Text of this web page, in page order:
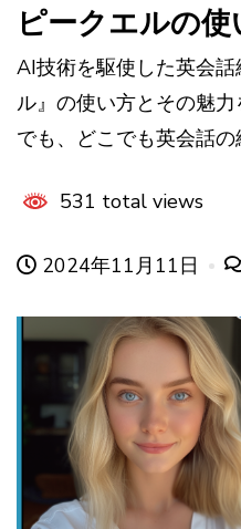
ピークエルの使
AI技術を駆使した英会
ル』の使い方とその魅
でも、どこでも英会話の
531 total views
2024年11月11日